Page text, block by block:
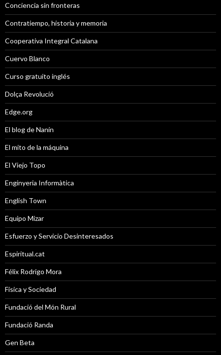
Conciencia sin fronteras
Contratiempo, historia y memoria
Cooperativa Integral Catalana
Cuervo Blanco
Curso gratuito inglés
Dolça Revolució
Edge.org
El blog de Nanín
El mito de la máquina
El Viejo Topo
Enginyeria Informàtica
English Town
Equipo Mizar
Esfuerzo y Servicio Desinteresados
Espiritual.cat
Félix Rodrigo Mora
Física y Sociedad
Fundació del Món Rural
Fundació Randa
Gen Beta